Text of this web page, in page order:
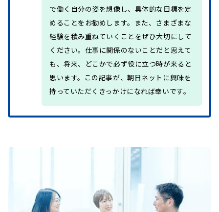
で働く自分の姿を想像し、具体的な目標を定
めることをお勧めします。また、さまざまな
経験を積み重ねていくことをぜひ大切にして
ください。仕事に関係のないことだと思えて
も、将来、どこかで必ず役に立つ時が来ると
思います。この記事が、朝日ネットに興味を
持っていただくきっかけになれば幸いです。